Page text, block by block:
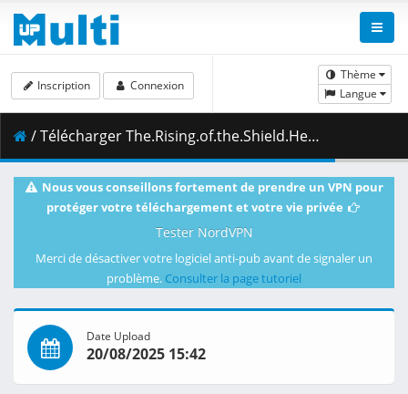
Thème
Langue
Inscription Connexion
/ Télécharger The.Rising.of.the.Shield.Hero.S04E07.1080p.CR.WEB-DL.DUAL.AAC2.0.H.264-VARYG.mkv.001 ( 473.79 MB )
Nous vous conseillons fortement de prendre un VPN pour
protéger votre téléchargement et votre vie privée
Tester NordVPN
Merci de désactiver votre logiciel anti-pub avant de signaler un
problème. Consulter la page tutoriel
Date Upload
20/08/2025 15:42